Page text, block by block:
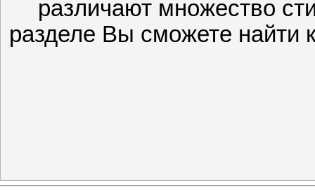
различают множество
разделе Вы сможете найти